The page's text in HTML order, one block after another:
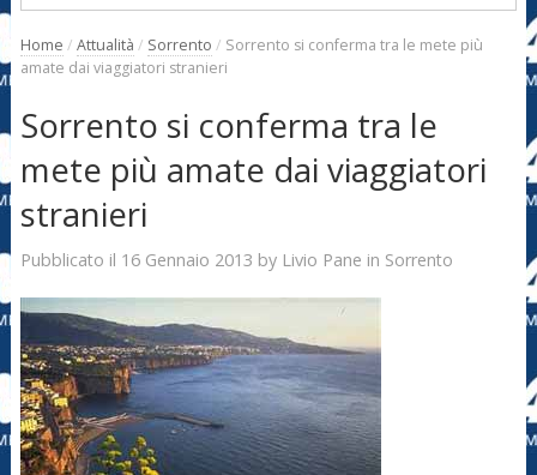
Home / Attualità / Sorrento / Sorrento si conferma tra le mete più
amate dai viaggiatori stranieri
Sorrento si conferma tra le
mete più amate dai viaggiatori
stranieri
Pubblicato il 16 Gennaio 2013 by Livio Pane in Sorrento